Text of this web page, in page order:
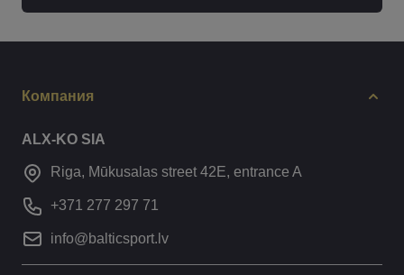
Компания
ALX-KO SIA
Riga, Mūkusalas street 42E, entrance A
+371 277 297 71
info@balticsport.lv